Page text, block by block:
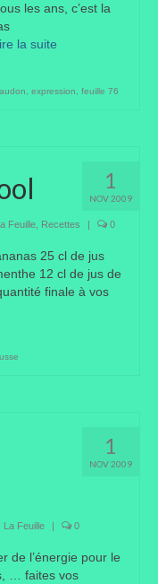
et cotisation JPL
les ans, c’est la
la suite­­
expression feuille 76
1
NOV 2009
Feuille Recettes | 0
25 cl de jus
12 cl de jus de
finale à vos
1
NOV 2009
La Feuille | 0
de l’énergie pour le
… faites vos